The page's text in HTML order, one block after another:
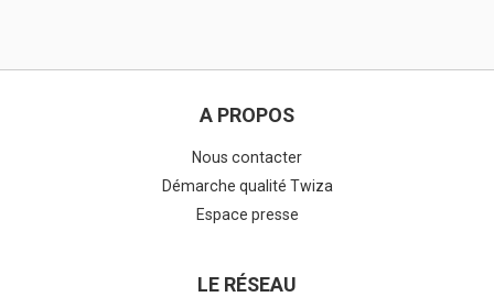
A PROPOS
Nous contacter
Démarche qualité Twiza
Espace presse
LE RÉSEAU